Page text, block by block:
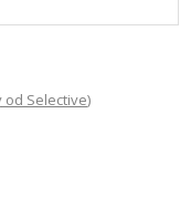
Selective)